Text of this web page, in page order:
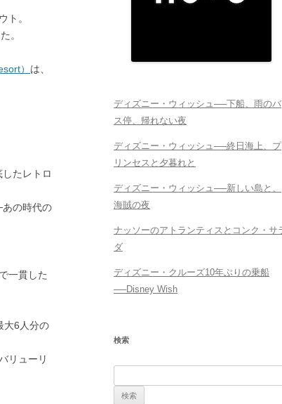
ト。
。
） は、
たレトロ
の時代の
一貫した
大6人分の
リューリ
ディズニー・ウィッシュ──下船、雨のバ
ス停、帰れない夜
ディズニー・ウィッシュ──終日海上、プ
リンセスと夕暮れと
ディズニー・ウィッシュ──新しい島と、
海賊の夜
ナッソーのアトランティスとコンク・サ
ダ
ディズニー・クルーズ10年ぶりの乗船
──Disney Wish
検索